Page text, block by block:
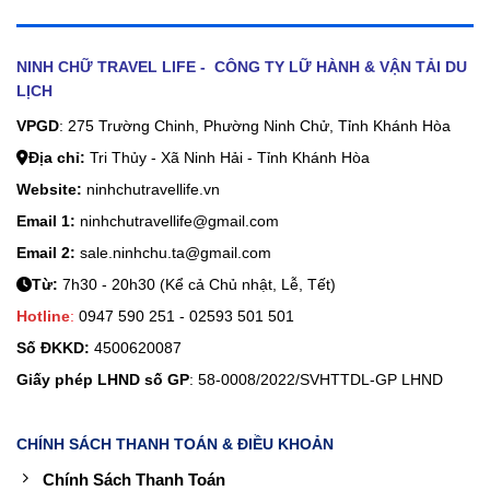
NINH CHỮ TRAVEL LIFE - CÔNG TY LỮ HÀNH & VẬN TẢI DU
LỊCH
VPGD: 275 Trường Chinh, Phường Ninh Chử, Tỉnh Khánh Hòa
Địa chỉ: Tri Thủy - Xã Ninh Hải - Tỉnh Khánh Hòa
Website: ninhchutravellife.vn
Email 1: ninhchutravellife@gmail.com
Email 2: sale.ninhchu.ta@gmail.com
Từ: 7h30 - 20h30 (Kể cả Chủ nhật, Lễ, Tết)
Hotline: 0947 590 251 - 02593 501 501
Số ĐKKD: 4500620087
Giấy phép LHND số GP: 58-0008/2022/SVHTTDL-GP LHND
CHÍNH SÁCH THANH TOÁN & ĐIỀU KHOẢN
Chính Sách Thanh Toán